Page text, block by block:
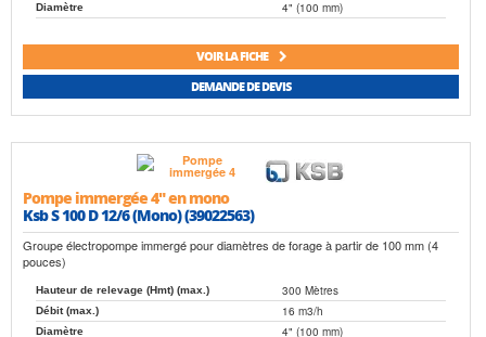
Diamètre 4" (100 mm)
VOIR LA FICHE
DEMANDE DE DEVIS
Pompe immergée 4" en mono
Ksb S 100 D 12/6 (Mono) (39022563)
Groupe électropompe immergé pour diamètres de forage à partir de 100 mm (4
pouces)
Hauteur de relevage (Hmt) (max.) 300 Mètres
Débit (max.) 16 m3/h
Diamètre 4" (100 mm)